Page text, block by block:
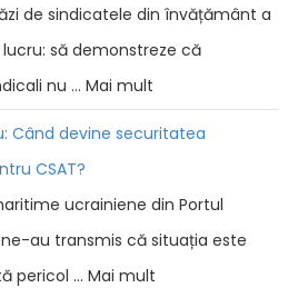
de sindicatele din învățământ a
să demonstreze că
nu … Mai mult
Când devine securitatea
CSAT?
ucrainiene din Portul
au transmis că situația este
pericol … Mai mult